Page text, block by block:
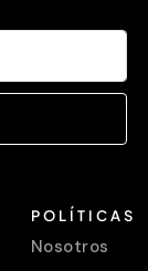
POLÍTICAS
Nosotros